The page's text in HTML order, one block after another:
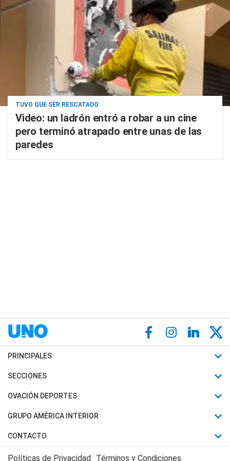
TUVO QUE SER RESCATADO
Video: un ladrón entró a robar a un cine
pero terminó atrapado entre unas de las
paredes
PRINCIPALES
Últimas Noticias
Política
Judiciales
Economia
SECCIONES
Horóscopo
Motores
Trucos caseros
OVACIÓN DEPORTES
Fútbol
Mundial
Automovilismo
GRUPO AMÉRICA INTERIOR
Canal 7 en Vivo
CONTACTO
Acerca de Nosotros
Políticas de Privacidad Términos y Condiciones